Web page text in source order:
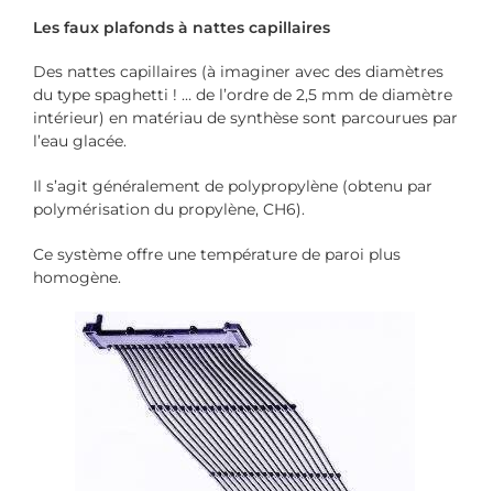
Les faux plafonds à nattes capillaires
Des nattes capillaires (à imaginer avec des diamètres
du type spaghetti ! … de l’ordre de 2,5 mm de diamètre
intérieur) en matériau de synthèse sont parcourues par
l’eau glacée.
Il s’agit généralement de polypropylène (obtenu par
polymérisation du propylène, CH6).
Ce système offre une température de paroi plus
homogène.